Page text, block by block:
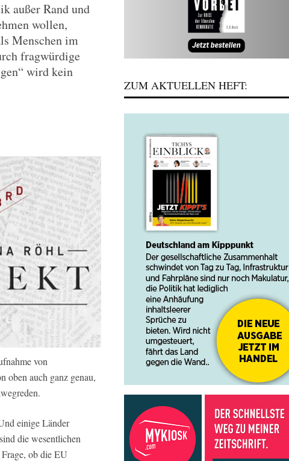
außer Rand und
wollen,
Menschen im
fragwürdige
wird kein
von
oben auch ganz genau,
einige Länder
die wesentlichen
ob die EU
ZUM AKTUELLEN HEFT: